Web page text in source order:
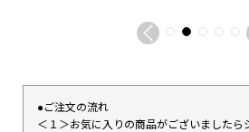
●ご注文の流れ
＜１＞お気に入りの商品がございましたら